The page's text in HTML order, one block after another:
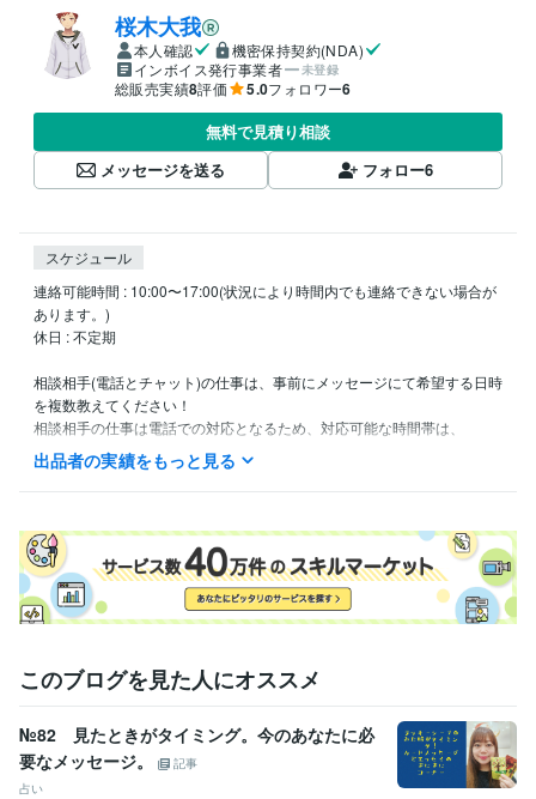
桜木大我
本人確認
機密保持契約(NDA)
インボイス発行事業者
未登録
総販売実績8評価 5.0フォロワー6
無料で見積り相談
メッセージを送る
フォロー6
スケジュール
連絡可能時間 : 10:00〜17:00(状況により時間内でも連絡できない場合が
あります。)
休日 : 不定期
相談相手(電話とチャット)の仕事は、事前にメッセージにて希望する日時
を複数教えてください！
相談相手の仕事は電話での対応となるため、対応可能な時間帯は、
上記の連絡可能時間と同様です。
（※相談相手の対応時間のみ、状況により最終の時間（17：00）が変更
となる場合があります。）
経験職種
クリエイター / ライター・編集
エンジニア / システムエンジニア 経験年数 : 1年
事務・ビジネスサポート / 事務（一般事務）
生産・品質管理 / 生産技術・製造技術 経験年数 : 1年
職歴
株式会社ラック 2016年3月 ~ 2016年7月
株式会社システムズ・デザイン 2017年10月 ~ 2018年3月
日本フードデリバリー株式会社 2018年4月 ~ 2021年4月
株式会社野村通信設備
出品者の実績をもっと見る
このブログを見た人にオススメ
№82 見たときがタイミング。今のあなたに必
要なメッセージ。
記事
占い